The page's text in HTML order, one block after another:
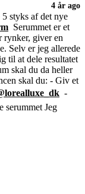
4 år ago
styks af det nye
Serummet er et
rynker, giver en
Selv er jeg allerede
til at dele resultatet
skal du da heller
skal du: - Giv et
-
serummet Jeg